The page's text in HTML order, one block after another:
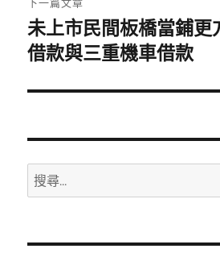
下
一
文
未上市民間板橋當鋪更
借款與三重機車借款
搜
尋
鍵